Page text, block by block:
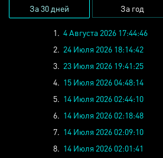
За 30 дней За год
1. 4 Августа 2026 17:44:46
2. 24 Июля 2026 18:14:42
3. 23 Июля 2026 19:41:25
4. 15 Июля 2026 04:48:14
5. 14 Июля 2026 02:44:10
6. 14 Июля 2026 02:18:48
7. 14 Июля 2026 02:09:10
8. 14 Июля 2026 02:01:41